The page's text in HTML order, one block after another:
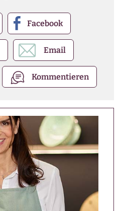
Facebook
Email
Kommentieren